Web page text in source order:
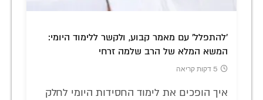
'להתפלל' עם מאמר קבוע, ולקשר ללימוד היומי:
המשא המלא של הרב שלמה זרחי
5 דקות קריאה
איך הופכים את לימוד החסידות היומי לחלק